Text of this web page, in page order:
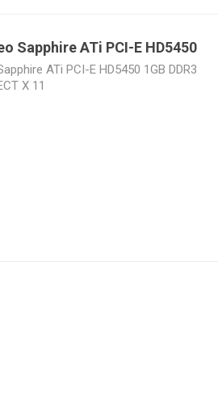
Sapphire ATi PCI-E HD5450
ATi PCI-E HD5450 1GB DDR3
X 11